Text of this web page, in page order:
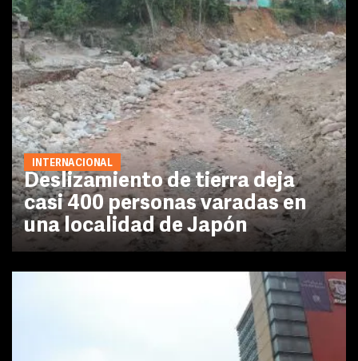
INTERNACIONAL
Deslizamiento de tierra deja
casi 400 personas varadas en
una localidad de Japón